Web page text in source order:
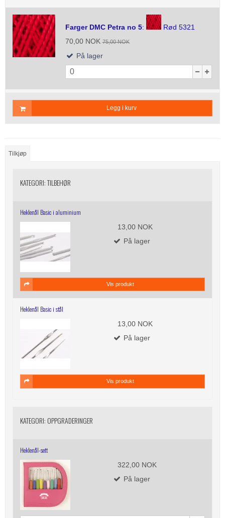
Farger DMC Petra no 5:
Rød 5321
70,00 NOK 75,00 NOK
På lager
Legg i kurv
Tilkjøp
KATEGORI:TILBEHØR
Heklenål Basic i aluminium
13,00 NOK
På lager
Vis produkt
Heklenål Basic i stål
13,00 NOK
På lager
Vis produkt
KATEGORI: OPPGRADERINGER
Heklenål-sett
322,00 NOK
På lager